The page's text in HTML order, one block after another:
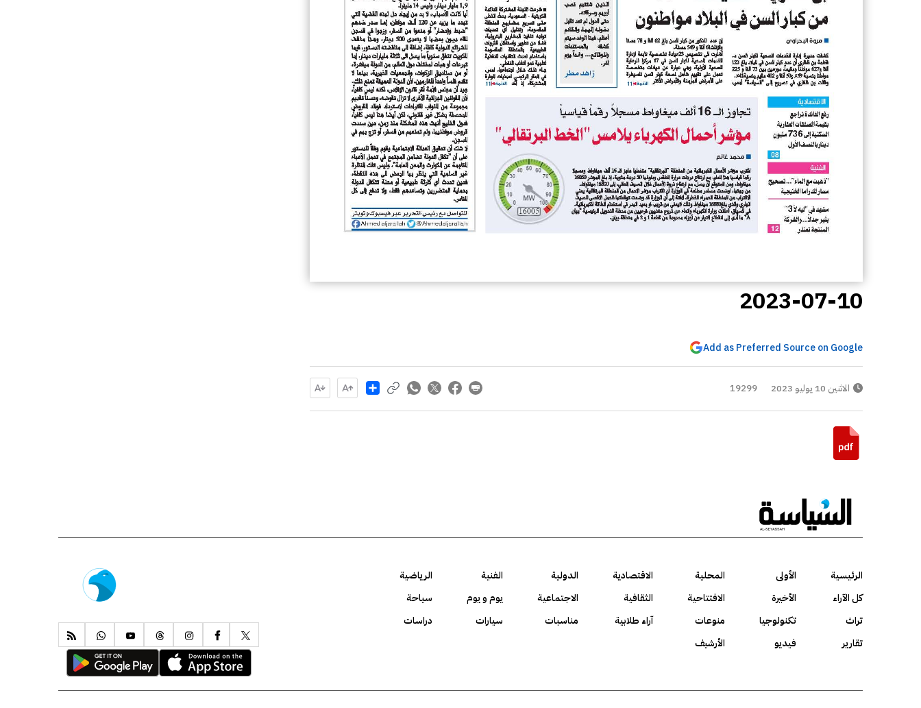
2023-07-10
Add as Preferred Source on Google
الاثنين 10 يوليو 2023 19299
Share
الرئيسية الأولى المحلية الاقتصادية الدولية الفنية
الرياضية
كل الآراء
الأخيرة الافتتاحية الثقافية الاجتماعية يوم و يوم
سياحة
تراث
تكنولوجيا منوعات آراء طلابية مناسبات سيارات
دراسات
تقارير
فيديو الأرشيف